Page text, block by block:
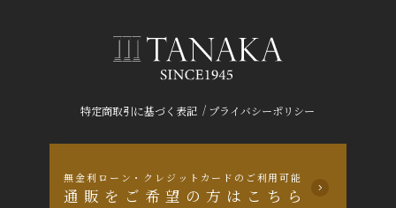
特定商取引に基づく表記 / プライバシーポリシー
無金利ローン・クレジットカードのご利用可能
通販をご希望の方はこちら